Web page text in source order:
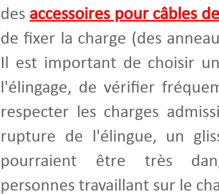
des accessoires pour câbles
de fixer la charge (des
Il est important de choisir
l'élingage, de vérifier
respecter les charges
rupture de l'élingue, un
pourraient être très
personnes travaillant sur le